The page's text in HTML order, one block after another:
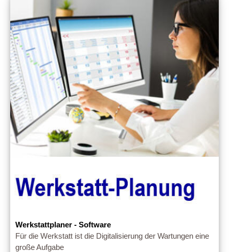
Werkstattplaner - Software
Für die Werkstatt ist die Digitalisierung der Wartungen eine
große Aufgabe